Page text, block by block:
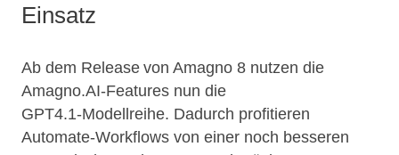
Einsatz
Ab dem Release von Amagno 8 nutzen die
Amagno.AI‑Features nun die
GPT4.1‑Modellreihe. Dadurch profitieren
Automate‑Workflows von einer noch besseren